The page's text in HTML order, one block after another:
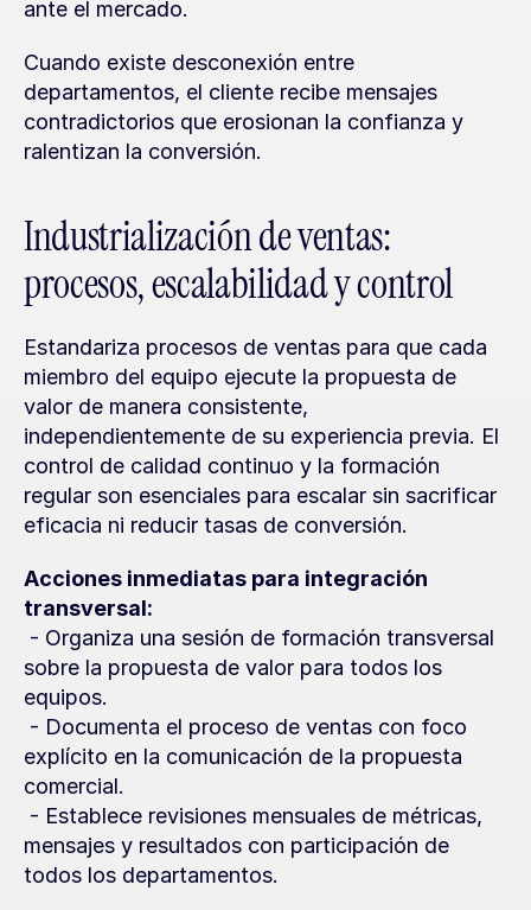
ante el mercado.
Cuando existe desconexión entre
departamentos, el cliente recibe mensajes
contradictorios que erosionan la confianza y
ralentizan la conversión.
Industrialización de ventas:
procesos, escalabilidad y control
Estandariza procesos de ventas para que cada
miembro del equipo ejecute la propuesta de
valor de manera consistente,
independientemente de su experiencia previa. El
control de calidad continuo y la formación
regular son esenciales para escalar sin sacrificar
eficacia ni reducir tasas de conversión.
Acciones inmediatas para integración
transversal:
sobre la propuesta de valor para todos los
equipos.
explícito en la comunicación de la propuesta
comercial.
mensajes y resultados con participación de
todos los departamentos.